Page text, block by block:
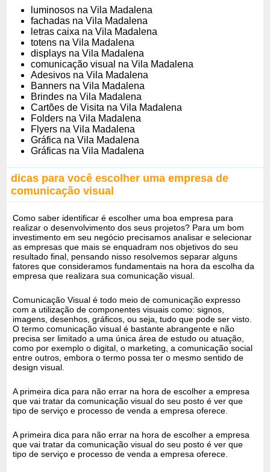
luminosos na Vila Madalena
fachadas na Vila Madalena
letras caixa na Vila Madalena
totens na Vila Madalena
displays na Vila Madalena
comunicação visual na Vila Madalena
Adesivos na Vila Madalena
Banners na Vila Madalena
Brindes na Vila Madalena
Cartões de Visita na Vila Madalena
Folders na Vila Madalena
Flyers na Vila Madalena
Gráfica na Vila Madalena
Gráficas na Vila Madalena
dicas para você escolher uma empresa de
comunicação visual
Como saber identificar é escolher uma boa empresa para
realizar o desenvolvimento dos seus projetos? Para um bom
investimento em seu negócio precisamos analisar e selecionar
as empresas que mais se enquadram nos objetivos do seu
resultado final, pensando nisso resolvemos separar alguns
fatores que consideramos fundamentais na hora da escolha da
empresa que realizara sua comunicação visual.
Comunicação Visual é todo meio de comunicação expresso
com a utilização de componentes visuais como: signos,
imagens, desenhos, gráficos, ou seja, tudo que pode ser visto.
O termo comunicação visual é bastante abrangente e não
precisa ser limitado a uma única área de estudo ou atuação,
como por exemplo o digital, o marketing, a comunicação social
entre outros, embora o termo possa ter o mesmo sentido de
design visual.
A primeira dica para não errar na hora de escolher a empresa
que vai tratar da comunicação visual do seu posto é ver que
tipo de serviço e processo de venda a empresa oferece.
A primeira dica para não errar na hora de escolher a empresa
que vai tratar da comunicação visual do seu posto é ver que
tipo de serviço e processo de venda a empresa oferece.